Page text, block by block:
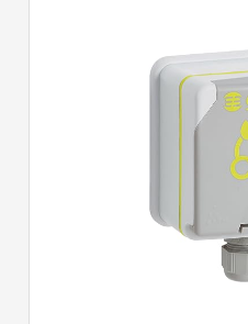
voiture électrique de type 2
européenne IEC 62196 et
PHEV avec type 2 et
Y/3/S/X, i3, iX, ID.3, ID.4,
【Qualité Solide et
électrique, résistant à
10,000 cycles d'insertion
tonnes et un test de chute